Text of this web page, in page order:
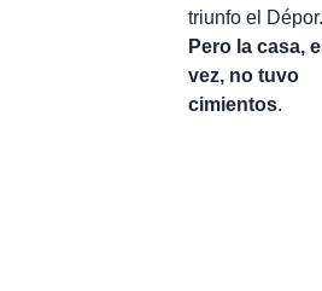
triunfo el Dépor.
Pero la casa,
vez, no tuvo
cimientos.